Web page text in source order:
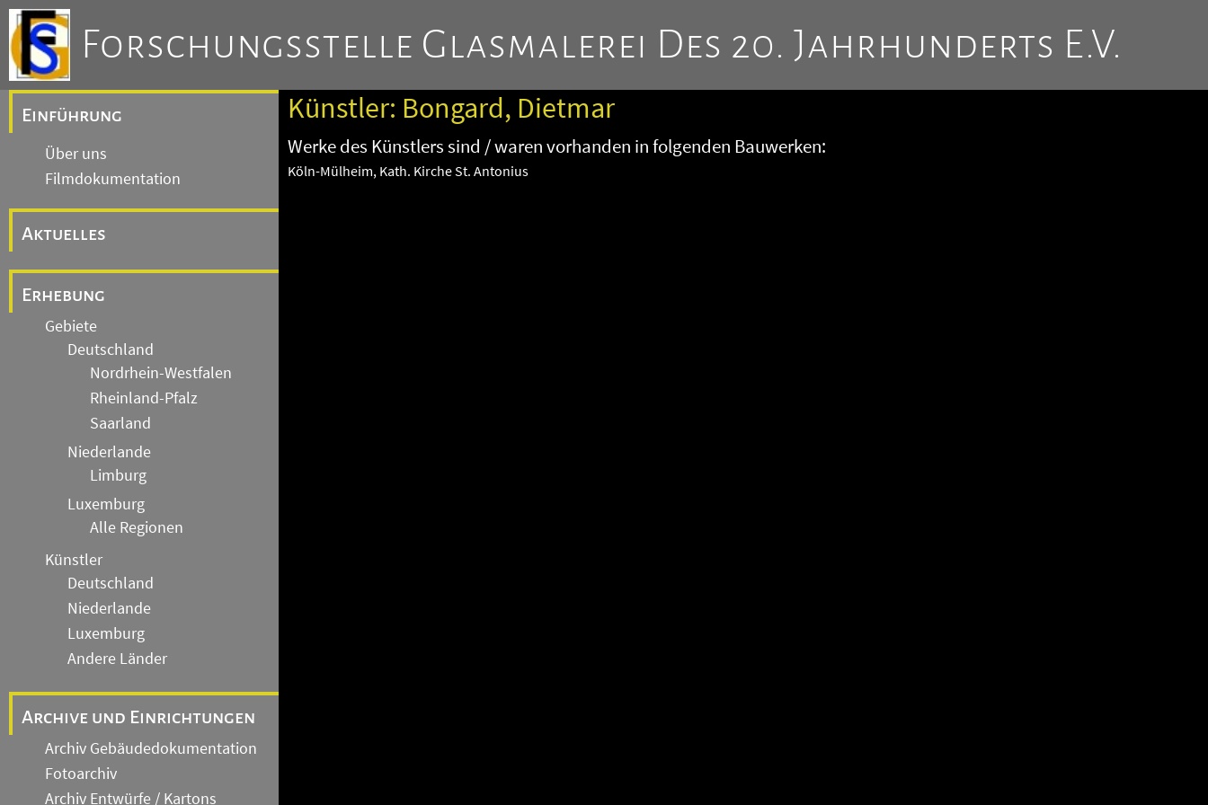
Forschungsstelle Glasmalerei Des 20. Jahrhunderts E.V.
Einführung
Über uns
Filmdokumentation
Aktuelles
Erhebung
Gebiete
Deutschland
Nordrhein-Westfalen
Rheinland-Pfalz
Saarland
Niederlande
Limburg
Luxemburg
Alle Regionen
Künstler
Deutschland
Niederlande
Luxemburg
Andere Länder
Archive und Einrichtungen
Archiv Gebäudedokumentation
Fotoarchiv
Archiv Entwürfe / Kartons
Künstler: Bongard, Dietmar
Werke des Künstlers sind / waren vorhanden in folgenden Bauwerken:
Köln-Mülheim, Kath. Kirche St. Antonius